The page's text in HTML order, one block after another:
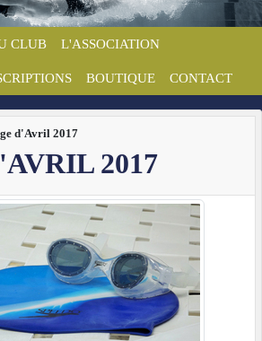
CLUB L'ASSOCIATION
BOUTIQUE CONTACT
d'Avril 2017
2017